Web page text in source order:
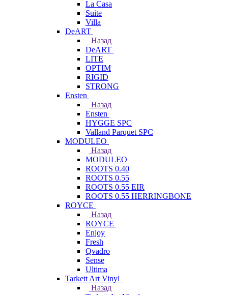
La Casa
Suite
Villa
DeART
Назад
DeART
LITE
OPTIM
RIGID
STRONG
Ensten
Назад
Ensten
HYGGE SPC
Valland Parquet SPC
MODULEO
Назад
MODULEO
ROOTS 0.40
ROOTS 0.55
ROOTS 0.55 EIR
ROOTS 0.55 HERRINGBONE
ROYCE
Назад
ROYCE
Enjoy
Fresh
Qvadro
Sense
Ultima
Tarkett Art Vinyl
Назад